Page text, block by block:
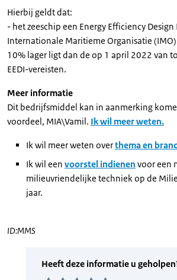
Hierbij geldt dat:
- het zeeschip een Energy Efficiency Design
Internationale Maritieme Organisatie
10% lager ligt dan de op 1 april 2022 van
EEDI-vereisten.
Meer informatie
Dit bedrijfsmiddel kan in aanmerking
voordeel, MIA\Vamil. Ik wil meer weten.
Ik wil meer weten overthema en
Ik wil een voorstel indienen voor een
milieuvriendelijke techniek op de
jaar.
ID:MMS